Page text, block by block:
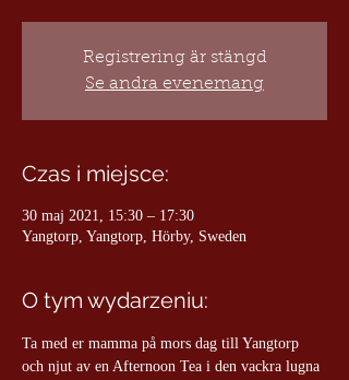
Registrering är stängd
Se andra evenemang
Czas i miejsce:
30 maj 2021, 15:30 – 17:30
Yangtorp, Yangtorp, Hörby, Sweden
O tym wydarzeniu:
Ta med er mamma på mors dag till Yangtorp
och njut av en Afternoon Tea i den vackra lugna